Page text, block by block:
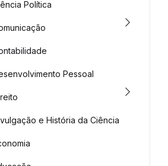
Política
Pessoal
e História da Ciência